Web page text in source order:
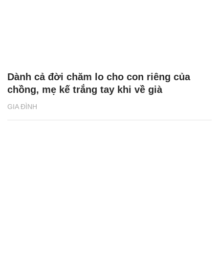
GIA ĐÌNH
Dành cả đời chăm lo cho con riêng của
chồng, mẹ kế trắng tay khi về già